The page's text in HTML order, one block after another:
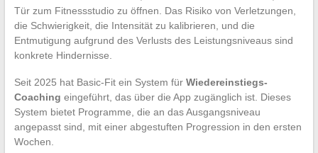
Tür zum Fitnessstudio zu öffnen. Das Risiko von Verletzungen,
die Schwierigkeit, die Intensität zu kalibrieren, und die
Entmutigung aufgrund des Verlusts des Leistungsniveaus sind
konkrete Hindernisse.
Seit 2025 hat Basic-Fit ein System für Wiedereinstiegs-
Coaching eingeführt, das über die App zugänglich ist. Dieses
System bietet Programme, die an das Ausgangsniveau
angepasst sind, mit einer abgestuften Progression in den ersten
Wochen.